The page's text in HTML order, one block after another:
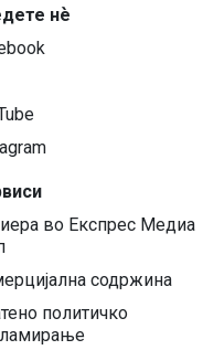
нѐ
во Експрес Медиа
содржина
политичко